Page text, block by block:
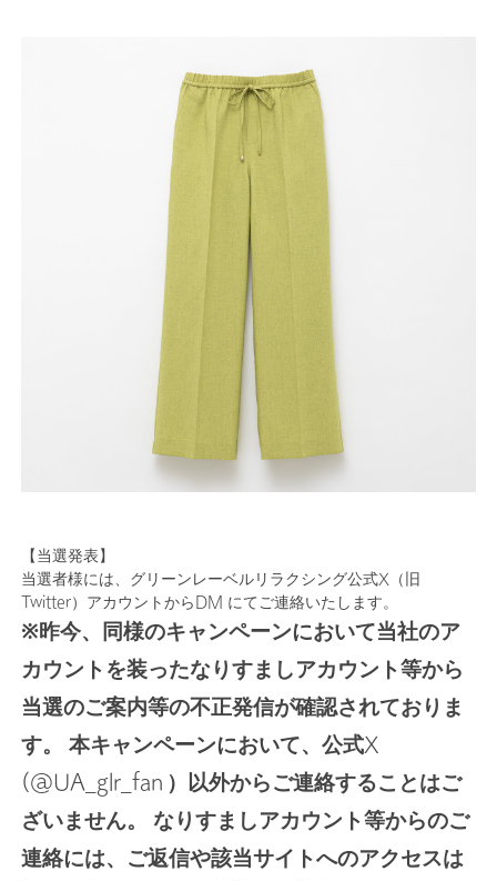
【当選発表】
当選者様には、グリーンレーベルリラクシング公式X（旧
Twitter）アカウントからDM にてご連絡いたします。
※昨今、同様のキャンペーンにおいて当社のア
カウントを装ったなりすましアカウント等から
当選のご案内等の不正発信が確認されておりま
す。 本キャンペーンにおいて、公式X
(@UA_glr_fan ）以外からご連絡することはご
ざいません。 なりすましアカウント等からのご
連絡には、ご返信や該当サイトへのアクセスは